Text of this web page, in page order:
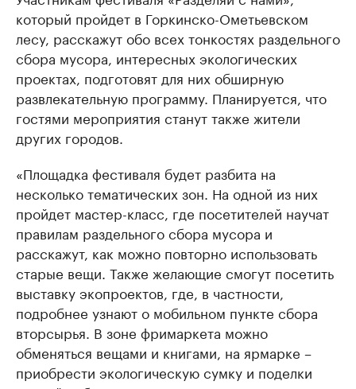
который пройдет в Горкинско-Ометьевском
лесу, расскажут обо всех тонкостях раздельного
сбора мусора, интересных экологических
проектах, подготовят для них обширную
развлекательную программу. Планируется, что
гостями мероприятия станут также жители
других городов.
«Площадка фестиваля будет разбита на
несколько тематических зон. На одной из них
пройдет мастер-класс, где посетителей научат
правилам раздельного сбора мусора и
расскажут, как можно повторно использовать
старые вещи. Также желающие смогут посетить
выставку экопроектов, где, в частности,
подробнее узнают о мобильном пункте сбора
вторсырья. В зоне фримаркета можно
обменяться вещами и книгами, на ярмарке –
приобрести экологическую сумку и поделки